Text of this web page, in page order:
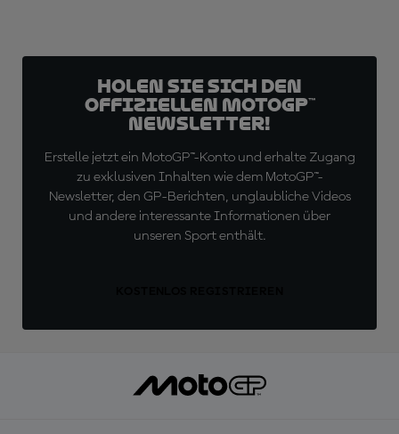
Holen Sie sich den
offiziellen MotoGP™
Newsletter!
Erstelle jetzt ein MotoGP™-Konto und erhalte Zugang
zu exklusiven Inhalten wie dem MotoGP™-
Newsletter, den GP-Berichten, unglaubliche Videos
und andere interessante Informationen über
unseren Sport enthält.